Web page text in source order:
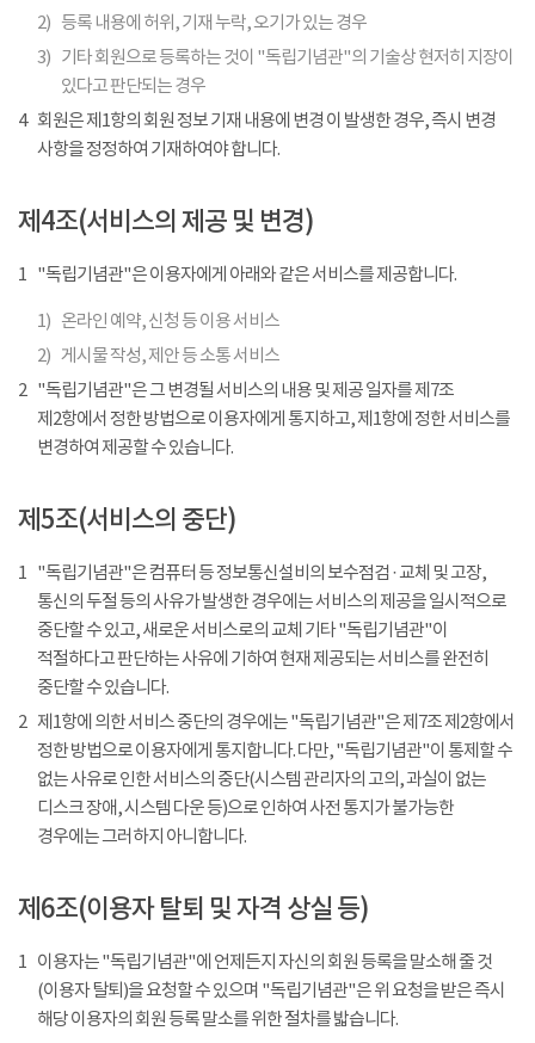
2) 등록 내용에 허위, 기재 누락, 오기가 있는 경우
3) 기타 회원으로 등록하는 것이 "독립기념관"의 기술상 현저히 지장이
있다고 판단되는 경우
4
회원은 제1항의 회원 정보 기재 내용에 변경 이 발생한 경우, 즉시 변경
사항을 정정하여 기재하여야 합니다.
제4조(서비스의 제공 및 변경)
1 "독립기념관"은 이용자에게 아래와 같은 서비스를 제공합니다.
1) 온라인 예약, 신청 등 이용 서비스
2) 게시물 작성, 제안 등 소통 서비스
2 "독립기념관"은 그 변경될 서비스의 내용 및 제공 일자를 제7조
제2항에서 정한 방법으로 이용자에게 통지하고, 제1항에 정한 서비스를
변경하여 제공할 수 있습니다.
제5조(서비스의 중단)
1 "독립기념관"은 컴퓨터 등 정보통신설비의 보수점검 · 교체 및 고장,
통신의 두절 등의 사유가 발생한 경우에는 서비스의 제공을 일시적으로
중단할 수 있고, 새로운 서비스로의 교체 기타 "독립기념관"이
적절하다고 판단하는 사유에 기하여 현재 제공되는 서비스를 완전히
중단할 수 있습니다.
2 제1항에 의한 서비스 중단의 경우에는 "독립기념관"은 제7조 제2항에서
정한 방법으로 이용자에게 통지합니다. 다만, "독립기념관"이 통제할 수
없는 사유로 인한 서비스의 중단(시스템 관리자의 고의, 과실이 없는
디스크 장애, 시스템 다운 등)으로 인하여 사전 통지가 불가능한
경우에는 그러하지 아니합니다.
제6조(이용자 탈퇴 및 자격 상실 등)
1 이용자는 "독립기념관"에 언제든지 자신의 회원 등록을 말소해 줄 것
(이용자 탈퇴)을 요청할 수 있으며 "독립기념관"은 위 요청을 받은 즉시
해당 이용자의 회원 등록 말소를 위한 절차를 밟습니다.